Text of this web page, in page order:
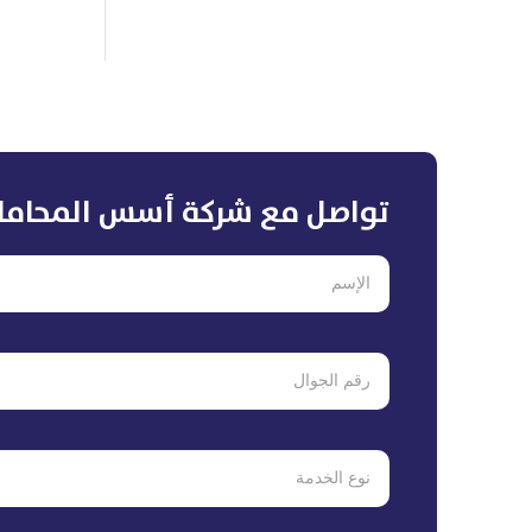
تواصل مع شركة أسس